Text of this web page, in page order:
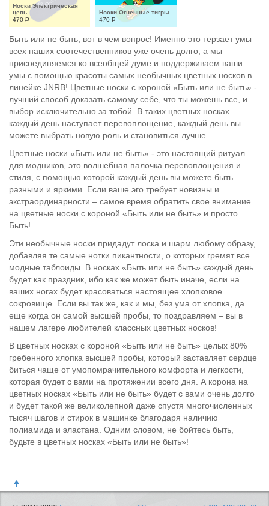
Носки Электрическая
цепь
470 Р
Носки Огненные тигры
470 Р
Быть или не быть, вот в чем вопрос! Именно это терзает умы
всех наших соотечественников уже очень долго, а мы
присоединяемся ко всеобщей думе и поддерживаем ваши
умы с помощью красоты самых необычных цветных носков в
линейке JNRB! Цветные носки с короной «Быть или не быть» -
лучший способ доказать самому себе, что ты можешь все, и
выбор исключительно за тобой. В таких цветных носках
каждый день наступает перевоплощение, каждый день вы
можете выбрать новую роль и становиться лучше.
Цветные носки «Быть или не быть» - это настоящий ритуал
для модников, это волшебная палочка перевоплощения и
стиля, с помощью которой каждый день вы можете быть
разными и яркими. Если ваше эго требует новизны и
экстраординарности – самое время обратить свое внимание
на цветные носки с короной «Быть или не быть» и просто
Быть!
Эти необычные носки придадут лоска и шарм любому образу,
добавляя те самые нотки пикантности, о которых гремят все
модные таблоиды. В носках «Быть или не быть» каждый день
будет как праздник, ибо как же может быть иначе, если на
ваших ногах будет красоваться настоящее хлопковое
сокровище. Если вы так же, как и мы, без ума от хлопка, да
еще когда он самой высшей пробы, то поздравляем – вы в
нашем лагере любителей классных цветных носков!
В цветных носках с короной «Быть или не быть» целых 80%
гребенного хлопка высшей пробы, который заставляет сердце
биться чаще от умопомрачительного комфорта и легкости,
которая будет с вами на протяжении всего дня. А корона на
цветных носках «Быть или не быть» будет с вами очень долго
и будет такой же великолепной даже спустя многочисленных
тысяч шагов и стирок в машинке благодаря наличию
полиамида и эластана. Одним словом, не бойтесь быть,
будьте в цветных носках «Быть или не быть»!